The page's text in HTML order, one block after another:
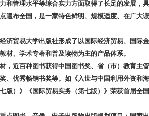
和管理水平等综合实力方面取得了长足的发展，
遍布全国，是一家特色鲜明、规模适度、在广大
济贸易大学出版社形成了以国际经济贸易、国际
材、学术专著和普及读物为主的产品体系。
，近百种图书获得中国图书奖、省（市）教育主管
、优秀畅销书奖等。如《入世与中国利用外资和
版）》《国际贸易实务（第七版）》荣获首届全